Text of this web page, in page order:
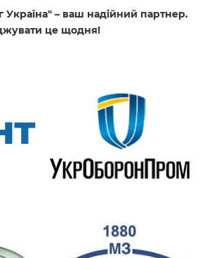
Україна" – ваш надійний партнер.
це щодня!